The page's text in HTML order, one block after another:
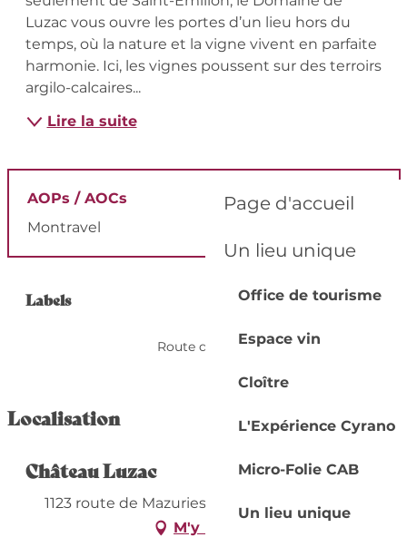
Page d'accueil
Un lieu unique
Office de tourisme
Espace vin
Cloître
L'Expérience Cyrano
Micro-Folie CAB
Un lieu unique
Luzac vous ouvre les portes d’un lieu hors du
temps, où la nature et la vigne vivent en parfaite
harmonie. Ici, les vignes poussent sur des terroirs
argilo-calcaires...
Lire la suite
AOPs / AOCs
Montravel
Offres de
Labels
Labels
Route des vins
Localisation
Château Luzac
1123 route de Mazuries, 33220 Fougueyrolles
M'y rendre